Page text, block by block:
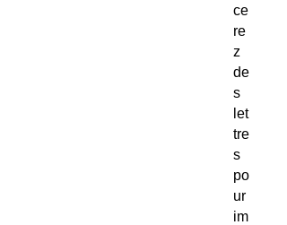
ce
re
z
de
s
let
tre
s
po
ur
im